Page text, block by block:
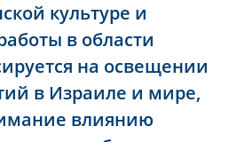
культуре и
в области
на освещении
в Израиле и мире,
влиянию